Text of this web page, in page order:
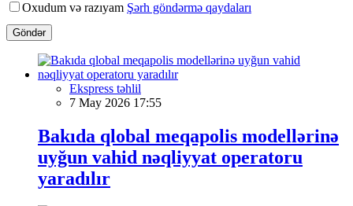
Oxudum və razıyam Şərh göndərmə qaydaları
Göndər
Ekspress təhlil
7 May 2026 17:55
Bakıda qlobal meqapolis modellərinə
uyğun vahid nəqliyyat operatoru
yaradılır